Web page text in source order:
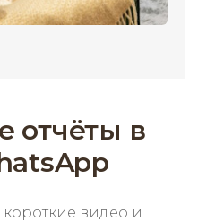
отчёты в
видео и